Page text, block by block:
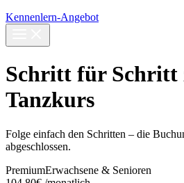
Kennenlern-Angebot
Schritt für Schritt
Tanzkurs
Folge einfach den Schritten – die
abgeschlossen.
PremiumErwachsene & Senioren